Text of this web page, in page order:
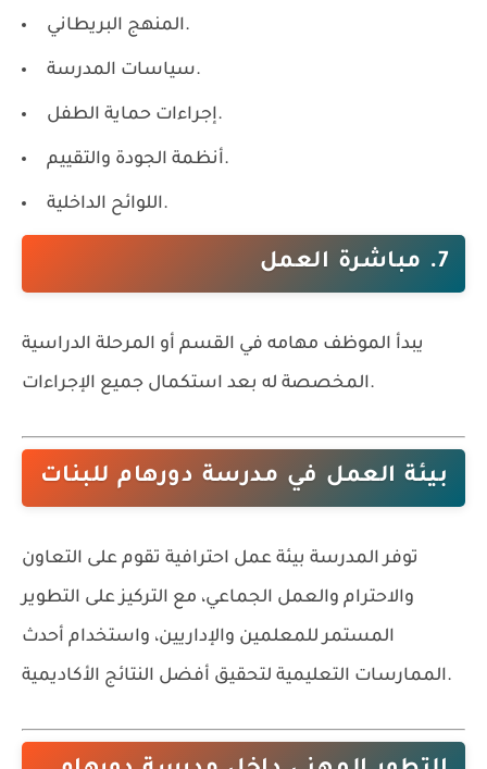
المنهج البريطاني.
سياسات المدرسة.
إجراءات حماية الطفل.
أنظمة الجودة والتقييم.
اللوائح الداخلية.
7. مباشرة العمل
يبدأ الموظف مهامه في القسم أو المرحلة الدراسية
المخصصة له بعد استكمال جميع الإجراءات.
بيئة العمل في مدرسة دورهام للبنات
توفر المدرسة بيئة عمل احترافية تقوم على التعاون
والاحترام والعمل الجماعي، مع التركيز على التطوير
المستمر للمعلمين والإداريين، واستخدام أحدث
الممارسات التعليمية لتحقيق أفضل النتائج الأكاديمية.